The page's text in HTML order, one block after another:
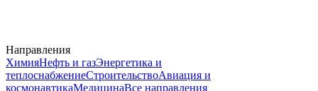
Направления
ХимияНефть и газЭнергетика и
теплоснабжениеСтроительствоАвиация и
космонавтикаМедицинаВсе направления